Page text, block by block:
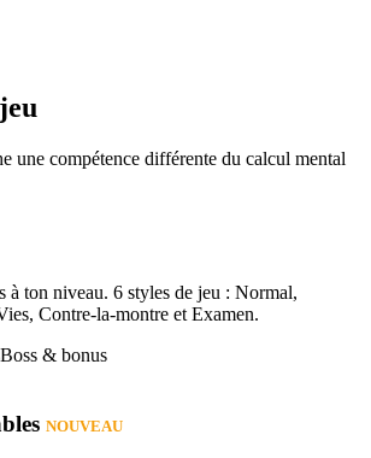
une compétence différente du calcul mental
à ton niveau. 6 styles de jeu : Normal,
Contre-la-montre et Examen.
Boss & bonus
NOUVEAU